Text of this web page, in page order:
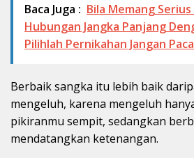
Baca Juga : Bila Memang
Hubungan Jangka Panjang
Pilihlah Pernikahan Jangan
Berbaik sangka itu lebih baik
mengeluh, karena mengeluh
pikiranmu sempit, sedangkan
mendatangkan ketenangan.